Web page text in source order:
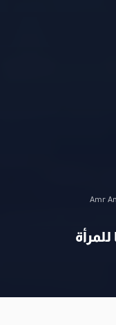
Amr